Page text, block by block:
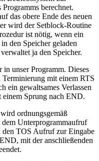
berechnet.
das obere Ende des neuen
wird der Setblock-Routine
ist nötig, wenn ein
den Speicher geladen
ja den Speicher.
unser Programm. Dieses
mit einem RTS
ein gewaltsames Verlassen
einem Sprung nach END.
ordnungsgemäß
dem Unterprogrammaufruf
den TOS Aufruf zur Eingabe
mit der anschließenden